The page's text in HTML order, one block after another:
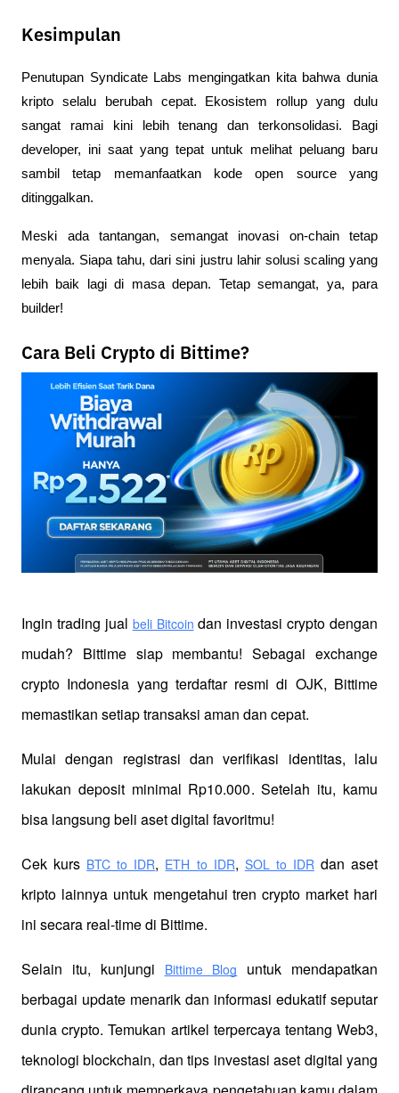
Kesimpulan
Penutupan Syndicate Labs mengingatkan kita bahwa dunia
kripto selalu berubah cepat. Ekosistem rollup yang dulu
sangat ramai kini lebih tenang dan terkonsolidasi. Bagi
developer, ini saat yang tepat untuk melihat peluang baru
sambil tetap memanfaatkan kode open source yang
ditinggalkan.
Meski ada tantangan, semangat inovasi on-chain tetap
menyala. Siapa tahu, dari sini justru lahir solusi scaling yang
lebih baik lagi di masa depan. Tetap semangat, ya, para
builder!
Cara Beli Crypto di Bittime?
Ingin trading jual beli Bitcoin dan investasi crypto dengan
mudah? Bittime siap membantu! Sebagai exchange
crypto Indonesia yang terdaftar resmi di OJK, Bittime
memastikan setiap transaksi aman dan cepat.
Mulai dengan registrasi dan verifikasi identitas, lalu
lakukan deposit minimal Rp10.000. Setelah itu, kamu
bisa langsung beli aset digital favoritmu!
Cek kurs BTC to IDR, ETH to IDR, SOL to IDR dan aset
kripto lainnya untuk mengetahui tren crypto market hari
ini secara real-time di Bittime.
Selain itu, kunjungi Bittime Blog
untuk mendapatkan
berbagai update menarik dan informasi edukatif seputar
dunia crypto. Temukan artikel terpercaya tentang Web3,
teknologi blockchain, dan tips investasi aset digital yang